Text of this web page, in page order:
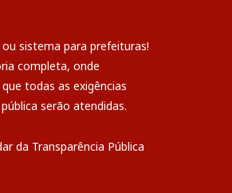
ou sistema para prefeituras!
completa, onde
todas as exigências
serão atendidas.
da Transparência Pública